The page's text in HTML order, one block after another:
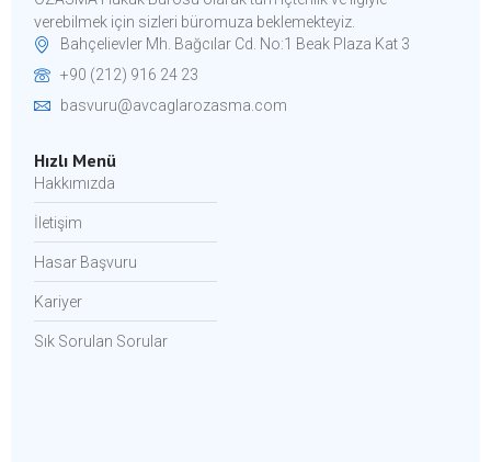
verebilmek için sizleri büromuza beklemekteyiz.​
Bahçelievler Mh. Bağcılar Cd. No:1 Beak Plaza Kat 3
+90 (212) 916 24 23
basvuru@avcaglarozasma.com
Hızlı Menü
Hakkımızda
İletişim
Hasar Başvuru
Kariyer
Sık Sorulan Sorular